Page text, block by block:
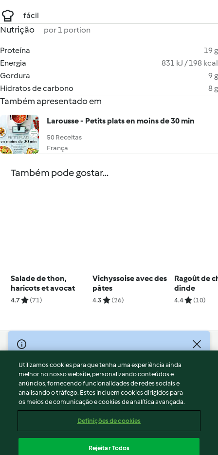
fácil
Nutrição por 1 portion
Proteína
19 g
Energia
831 kJ / 198 kcal
Gordura
9 g
Hidratos de carbono
8 g
Também apresentado em
Larousse - Petits plats en moins de 30 min
50 Receitas
França
Também pode gostar...
Salade de thon,
haricots et avocat
4.7 (71)
Vichyssoise avec des
pâtes
4.3 (26)
Ragoût de
dinde
4.4 (10)
© Copyright 2026
Termos de Utilização
Aviso sobre Proteção de Dados
Aviso
Apoio legal
Conteúdo do relatório
Utilizamos cookies para que tenha uma experiência ainda
melhor no nosso website, personalizando conteúdos e
anúncios, fornecendo funcionalidades de redes sociais e
analisando o tráfego. Estes incluem cookies dirigidos para
os meios de comunicação e cookies de analítica avançada.
Definições de cookies
Rejeitar Todos